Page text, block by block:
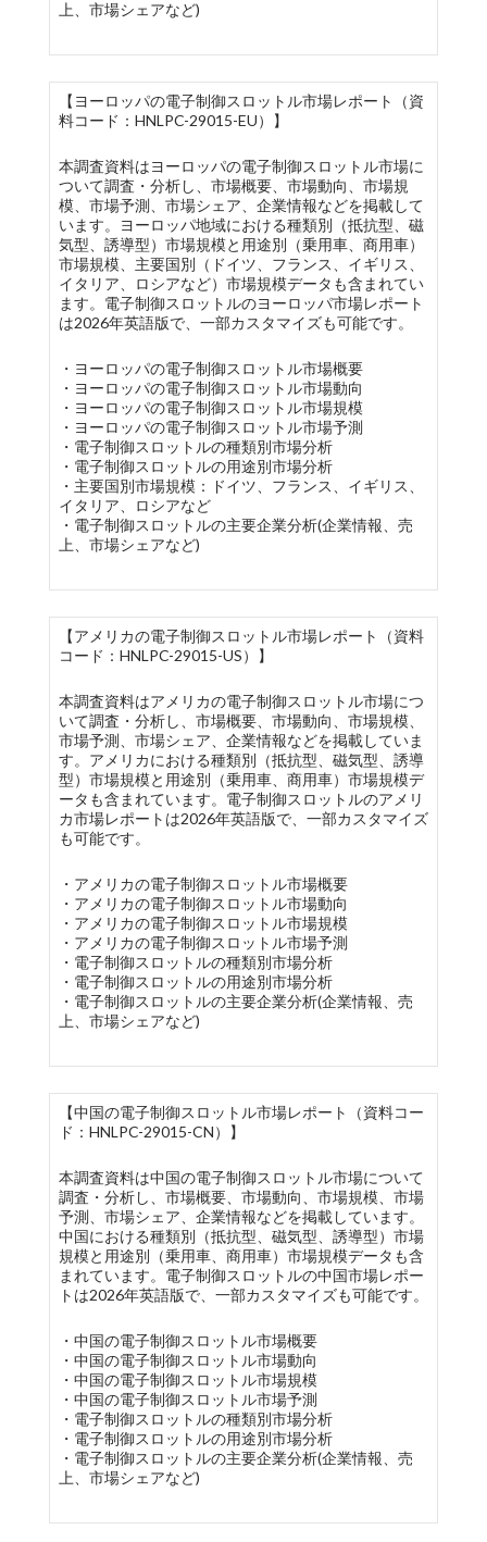
上、市場シェアなど)
【ヨーロッパの電子制御スロットル市場レポート（資
料コード：HNLPC-29015-EU）】
本調査資料はヨーロッパの電子制御スロットル市場に
ついて調査・分析し、市場概要、市場動向、市場規
模、市場予測、市場シェア、企業情報などを掲載して
います。ヨーロッパ地域における種類別（抵抗型、磁
気型、誘導型）市場規模と用途別（乗用車、商用車）
市場規模、主要国別（ドイツ、フランス、イギリス、
イタリア、ロシアなど）市場規模データも含まれてい
ます。電子制御スロットルのヨーロッパ市場レポート
は2026年英語版で、一部カスタマイズも可能です。
・ヨーロッパの電子制御スロットル市場概要
・ヨーロッパの電子制御スロットル市場動向
・ヨーロッパの電子制御スロットル市場規模
・ヨーロッパの電子制御スロットル市場予測
・電子制御スロットルの種類別市場分析
・電子制御スロットルの用途別市場分析
・主要国別市場規模：ドイツ、フランス、イギリス、
イタリア、ロシアなど
・電子制御スロットルの主要企業分析(企業情報、売
上、市場シェアなど)
【アメリカの電子制御スロットル市場レポート（資料
コード：HNLPC-29015-US）】
本調査資料はアメリカの電子制御スロットル市場につ
いて調査・分析し、市場概要、市場動向、市場規模、
市場予測、市場シェア、企業情報などを掲載していま
す。アメリカにおける種類別（抵抗型、磁気型、誘導
型）市場規模と用途別（乗用車、商用車）市場規模デ
ータも含まれています。電子制御スロットルのアメリ
カ市場レポートは2026年英語版で、一部カスタマイズ
も可能です。
・アメリカの電子制御スロットル市場概要
・アメリカの電子制御スロットル市場動向
・アメリカの電子制御スロットル市場規模
・アメリカの電子制御スロットル市場予測
・電子制御スロットルの種類別市場分析
・電子制御スロットルの用途別市場分析
・電子制御スロットルの主要企業分析(企業情報、売
上、市場シェアなど)
【中国の電子制御スロットル市場レポート（資料コー
ド：HNLPC-29015-CN）】
本調査資料は中国の電子制御スロットル市場について
調査・分析し、市場概要、市場動向、市場規模、市場
予測、市場シェア、企業情報などを掲載しています。
中国における種類別（抵抗型、磁気型、誘導型）市場
規模と用途別（乗用車、商用車）市場規模データも含
まれています。電子制御スロットルの中国市場レポー
トは2026年英語版で、一部カスタマイズも可能です。
・中国の電子制御スロットル市場概要
・中国の電子制御スロットル市場動向
・中国の電子制御スロットル市場規模
・中国の電子制御スロットル市場予測
・電子制御スロットルの種類別市場分析
・電子制御スロットルの用途別市場分析
・電子制御スロットルの主要企業分析(企業情報、売
上、市場シェアなど)